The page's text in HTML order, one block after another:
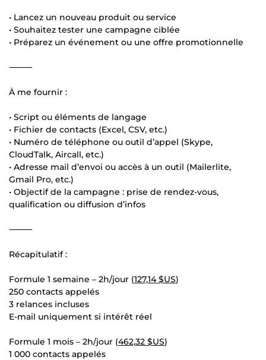
• Lancez un nouveau produit ou service
• Souhaitez tester une campagne ciblée
• Préparez un événement ou une offre promotionnelle
⸻
À me fournir :
• Script ou éléments de langage
• Fichier de contacts (Excel, CSV, etc.)
• Numéro de téléphone ou outil d’appel (Skype,
CloudTalk, Aircall, etc.)
• Adresse mail d’envoi ou accès à un outil (Mailerlite,
Gmail Pro, etc.)
• Objectif de la campagne : prise de rendez-vous,
qualification ou diffusion d’infos
⸻
Récapitulatif :
Formule 1 semaine – 2h/jour (127,14 $US)
250 contacts appelés
3 relances incluses
E-mail uniquement si intérêt réel
Formule 1 mois – 2h/jour (462,32 $US)
1 000 contacts appelés